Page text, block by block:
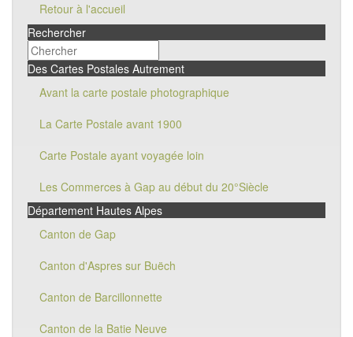
Retour à l'accueil
Rechercher
Des Cartes Postales Autrement
Avant la carte postale photographique
La Carte Postale avant 1900
Carte Postale ayant voyagée loin
Les Commerces à Gap au début du 20°Siècle
Département Hautes Alpes
Canton de Gap
Canton d'Aspres sur Buëch
Canton de Barcillonnette
Canton de la Batie Neuve